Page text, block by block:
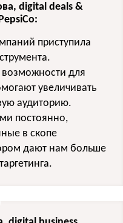
digital deals &
приступила
для
увеличивать
аудиторию.
постоянно,
в скопе
дают нам больше